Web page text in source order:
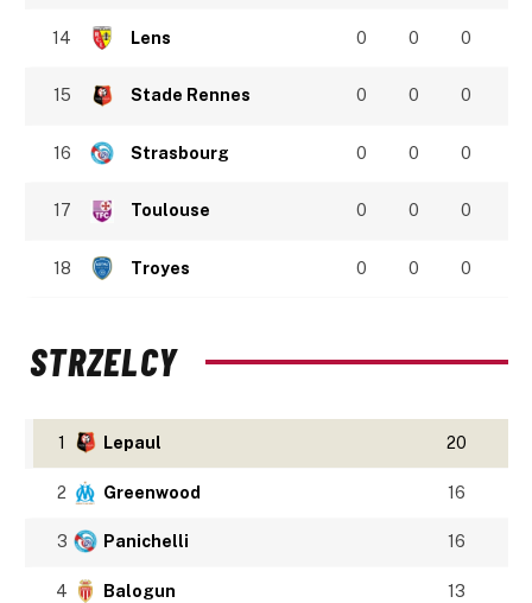
14 Lens 0 0 0
15 Stade Rennes 0 0 0
16 Strasbourg 0 0 0
17 Toulouse 0 0 0
18 Troyes 0 0 0
STRZELCY
1 Lepaul 20
2 Greenwood 16
3 Panichelli 16
4 Balogun 13